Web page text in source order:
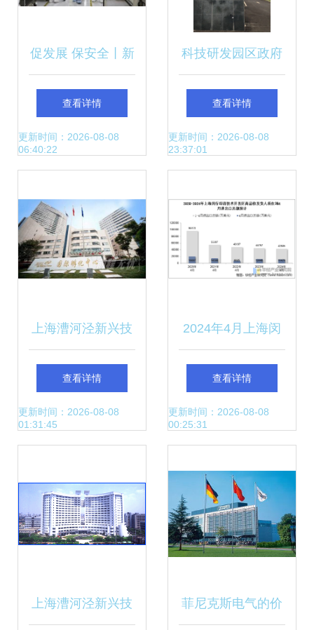
促发展 保安全丨新
春首个工作日，区
班子领导赴基层开
即冲刺，护航上海
技术开发新征程
查看详情
更新时间：2026-08-08
06:40:22
科技研发园区政府
扶持 小型研发商务
办公新机遇
查看详情
更新时间：2026-08-08
23:37:01
上海漕河泾新兴技
术开发区科技创业
中心 技术创新与产
查看详情
更新时间：2026-08-08
01:31:45
2024年4月上海闵
行经济技术开发区
商品收发货人所在
出口差额统计分析
查看详情
更新时间：2026-08-08
00:25:31
上海漕河泾新兴技 菲尼克斯电气的价